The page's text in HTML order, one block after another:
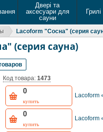
Двері та
аксесуари для
сауни
Lacoform "Сосна" (серия
(серия сауна)
Код товара: 1473
0
купить
Lacoform
0
купить
Lacoform